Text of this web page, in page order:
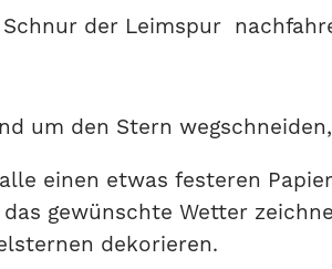
der Leimspur
um den Stern
einen etwas festeren
das gewünschte Wetter
dekorieren.